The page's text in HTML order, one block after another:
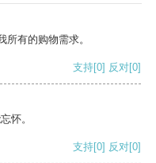
有的购物需求。
支持[0] 反对[0]
怀。
支持[0] 反对[0]